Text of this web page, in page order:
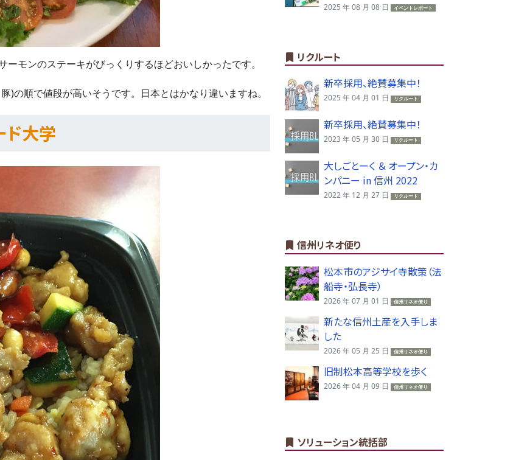
モンのステーキがびっくりするほどおいしかったです。
)の順で値段が高いそうです。日本とはかなり違いますね。
ド大学
2025 年 08 月 08 日 イベントレポート
リクルート
新卒採用、絶賛募集中！
2025 年 04 月 01 日 リクルート
新卒採用、絶賛募集中！
2023 年 05 月 30 日 リクルート
大しごとーく ＆ オープン・カ
ンパニー in 信州 2022
2022 年 12 月 27 日 リクルート
信州リネオ便り
松本市のアジサイ寺散策（法
船寺・弘長寺）
2026 年 07 月 01 日 信州リネオ便り
新たな信州土産を入手しま
した
2026 年 05 月 25 日 信州リネオ便り
旧制松本高等学校を歩く
2026 年 04 月 09 日 信州リネオ便り
ソリューション統括部